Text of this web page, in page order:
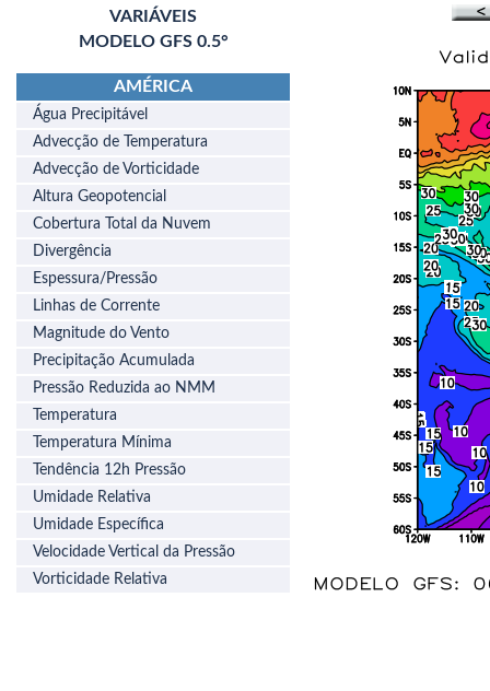
VARIÁVEIS
MODELO GFS 0.5°
AMÉRICA
Água Precipitável
Advecção de Temperatura
Advecção de Vorticidade
Altura Geopotencial
Cobertura Total da Nuvem
Divergência
Espessura/Pressão
Linhas de Corrente
Magnitude do Vento
Precipitação Acumulada
Pressão Reduzida ao NMM
Temperatura
Temperatura Mínima
Tendência 12h Pressão
Umidade Relativa
Umidade Específica
Velocidade Vertical da Pressão
Vorticidade Relativa